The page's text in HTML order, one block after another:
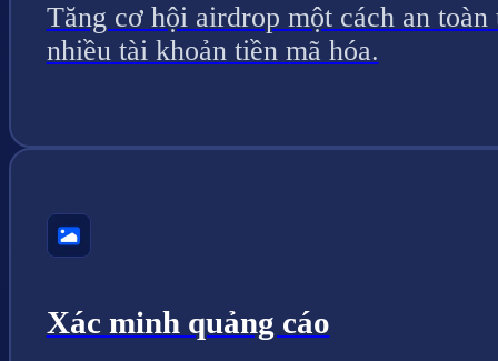
Tăng cơ hội airdrop một cách an toàn
nhiều tài khoản tiền mã hóa.
Xác minh quảng cáo